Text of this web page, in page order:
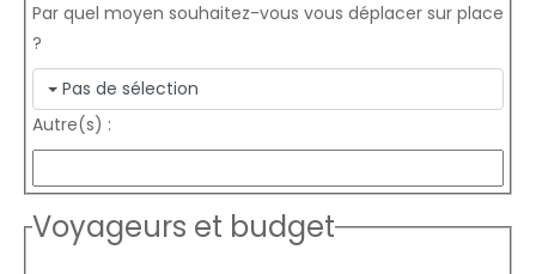
Par quel moyen souhaitez-vous vous déplacer sur place
?
Pas de sélection
Autre(s) :
Voyageurs et budget